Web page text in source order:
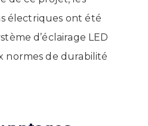
électriques ont été
d’éclairage LED
normes de durabilité